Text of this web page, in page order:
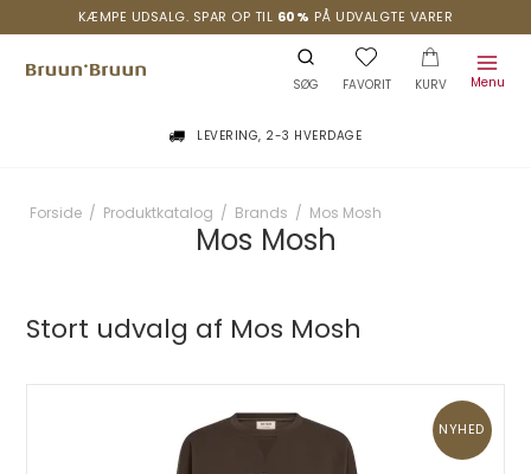
KÆMPE UDSALG. SPAR OP TIL 60% PÅ UDVALGTE VARER
SØG FAVORIT KURV Menu
LEVERING, 2-3 HVERDAGE
Forside / Produktkatalog / Brands / Mos Mosh
Mos Mosh
Stort udvalg af Mos Mosh
NYHED